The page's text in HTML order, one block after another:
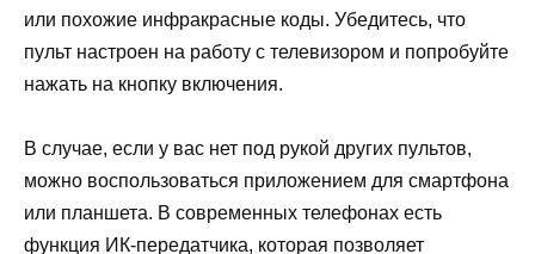
или похожие инфракрасные коды. Убедитесь, что
пульт настроен на работу с телевизором и попробуйте
нажать на кнопку включения.
В случае, если у вас нет под рукой других пультов,
можно воспользоваться приложением для смартфона
или планшета. В современных телефонах есть
функция ИК-передатчика, которая позволяет